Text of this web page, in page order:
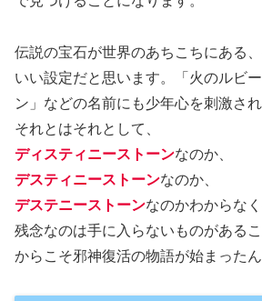
伝説の宝石が世界のあちこちにある
いい設定だと思います。「火のルビ
ン」などの名前にも少年心を刺激され
それとはそれとして、
ディスティニーストーンなのか、
デスティニーストーンなのか、
デステニーストーンなのかわからなく
残念なのは手に入らないものがある
からこそ邪神復活の物語が始まったん